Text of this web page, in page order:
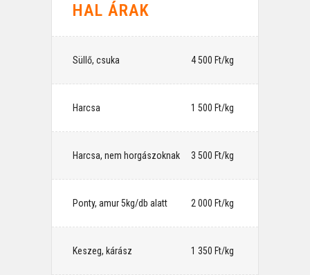
HAL ÁRAK
Süllő, csuka ⠀4 500 Ft/kg
Harcsa ⠀1 500 Ft/kg
Harcsa, nem horgászoknak ⠀3 500 Ft/kg
Ponty, amur 5kg/db alatt ⠀2 000 Ft/kg
Keszeg, kárász ⠀1 350 Ft/kg